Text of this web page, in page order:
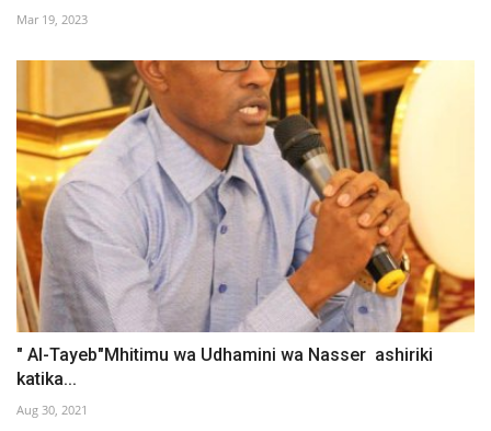
Mar 19, 2023
" Al-Tayeb"Mhitimu wa Udhamini wa Nasser ashiriki
katika...
Aug 30, 2021